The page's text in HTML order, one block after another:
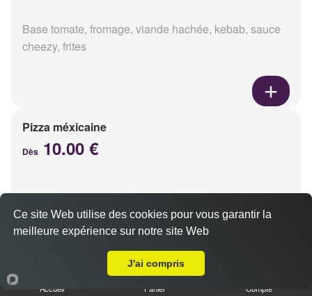
Base tomate, fromage, viande hachée, kebab, sauce
cheezy, frites
Pizza méxicaine
Dès 10.00 €
chorizo, poivrons
Accueil Panier Compte
Ce site Web utilise des cookies pour vous garantir la
meilleure expérience sur notre site Web
J'ai compris